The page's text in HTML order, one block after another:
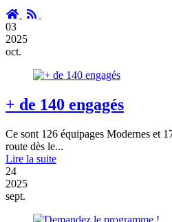
Accueil
03
2025
oct.
+ de 140 engagés
Ce sont 126 équipages Modernes et
route dès le...
Lire la suite
24
2025
sept.